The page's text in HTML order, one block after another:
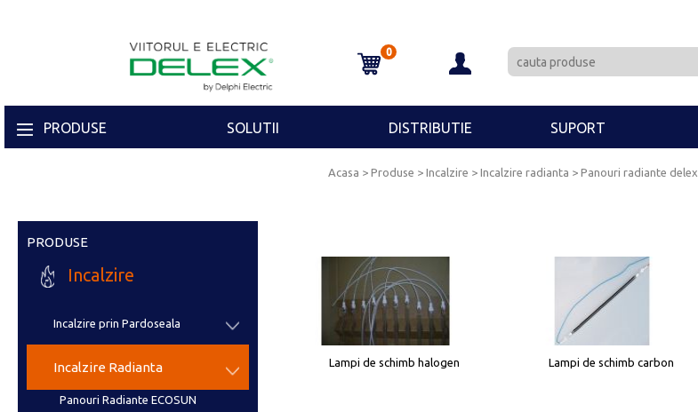
0
PRODUSE SOLUTII DISTRIBUTIE SUPORT
Acasa > Produse > Incalzire >Incalzire radianta >Panouri radiante delex
PRODUSE
Incalzire
Incalzire prin Pardoseala
Incalzire Radianta
Panouri Radiante ECOSUN
Lampi de schimb halogen Lampi de schimb carbon